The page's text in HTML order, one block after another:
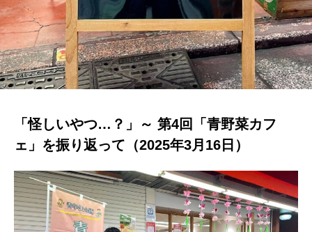
「怪しいやつ…？」～ 第4回「青野菜カフ
ェ」を振り返って（2025年3月16日）